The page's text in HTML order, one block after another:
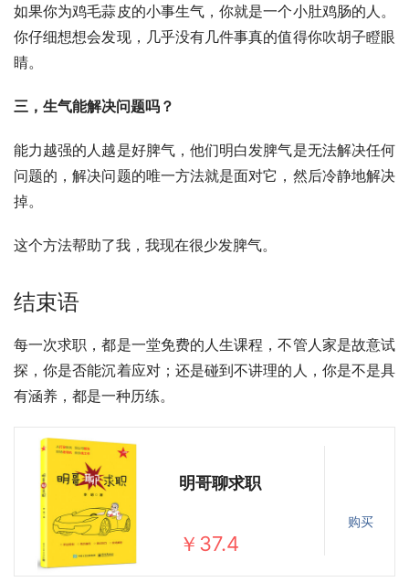
如果你为鸡毛蒜皮的小事生气，你就是一个小肚鸡肠的人。
你仔细想想会发现，几乎没有几件事真的值得你吹胡子瞪眼
睛。
三，生气能解决问题吗？
能力越强的人越是好脾气，他们明白发脾气是无法解决任何
问题的，解决问题的唯一方法就是面对它，然后冷静地解决
掉。
这个方法帮助了我，我现在很少发脾气。
结束语
每一次求职，都是一堂免费的人生课程，不管人家是故意试
探，你是否能沉着应对；还是碰到不讲理的人，你是不是具
有涵养，都是一种历练。
明哥聊求职
￥37.4
购买